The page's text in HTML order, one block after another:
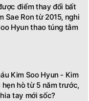
điểm thay đổi bất
Sae Ron từ 2015, nghi
Hyun thao túng tâm
Kim Soo Hyun - Kim
hẹn hò từ 5 năm trước,
tay mới sốc?